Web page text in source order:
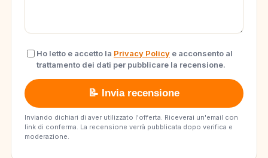
Ho letto e accetto la Privacy Policy e acconsento al
trattamento dei dati per pubblicare la recensione.
📝 Invia recensione
Inviando dichiari di aver utilizzato l'offerta. Riceverai un'email con
link di conferma. La recensione verrà pubblicata dopo verifica e
moderazione.